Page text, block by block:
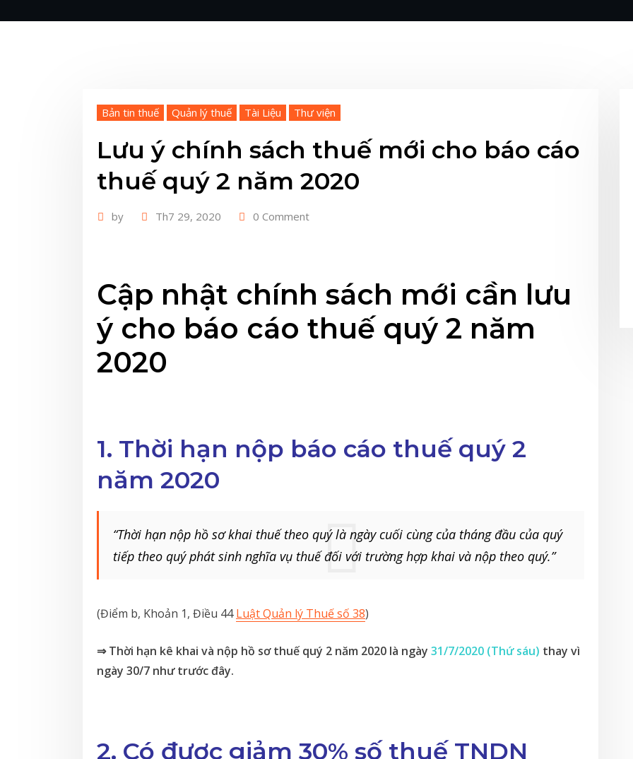
Bản tin thuế Quản lý thuế Tài Liệu Thư viện
Lưu ý chính sách thuế mới cho báo cáo
thuế quý 2 năm 2020
by Th7 29, 2020 0 Comment
Cập nhật chính sách mới cần lưu
ý cho báo cáo thuế quý 2 năm
2020
1. Thời hạn nộp báo cáo thuế quý 2
năm 2020
“Thời hạn nộp hồ sơ khai thuế theo quý là ngày cuối cùng của tháng đầu của quý
tiếp theo quý phát sinh nghĩa vụ thuế đối với trường hợp khai và nộp theo quý.”
(Điểm b, Khoản 1, Điều 44Luật Quản lý Thuế số 38)
⇒ Thời hạn kê khai và nộp hồ sơ thuế quý 2 năm 2020 là ngày 31/7/2020 (Thứ sáu) thay vì
ngày 30/7 như trước đây.
2. Có được giảm 30% số thuế TNDN